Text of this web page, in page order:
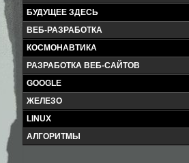
БУДУЩЕЕ ЗДЕСЬ
ВЕБ-РАЗРАБОТКА
КОСМОНАВТИКА
РАЗРАБОТКА ВЕБ-САЙТОВ
GOOGLE
ЖЕЛЕЗО
LINUX
АЛГОРИТМЫ